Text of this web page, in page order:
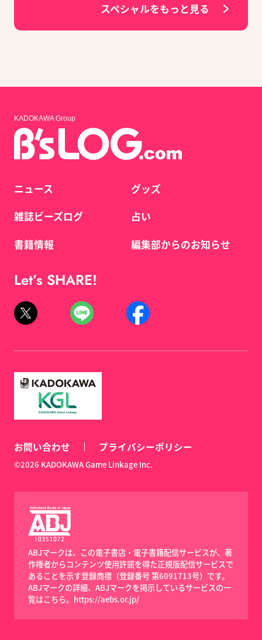
スペシャルをもっと見る
KADOKAWA Group
ニュース
雑誌ビーズログ
書籍情報
グッズ
占い
編集部からのお知らせ
Let’s SHARE!
お問い合わせ プライバシーポリシー
©2026 KADOKAWA Game Linkage Inc.
ABJマークは、この電子書店・電子書籍配信サービスが、著
作権者からコンテンツ使用許諾を得た正規版配信サービスで
あることを示す登録商標（登録番号 第6091713号）です。
ABJマークの詳細、ABJマークを掲示しているサービスの一
覧はこちら。 https://aebs.or.jp/